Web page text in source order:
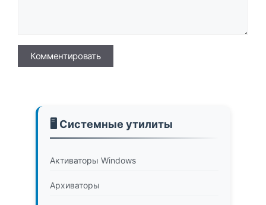
Имя
🖥️ Системные утилиты
Активаторы Windows
Архиваторы